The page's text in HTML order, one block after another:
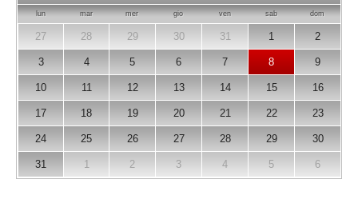
lun mar mer gio ven sab dom
27 28 29 30 31 1 2
3 4 5 6 7 8 9
10 11 12 13 14 15 16
17 18 19 20 21 22 23
24 25 26 27 28 29 30
31 1 2 3 4 5 6